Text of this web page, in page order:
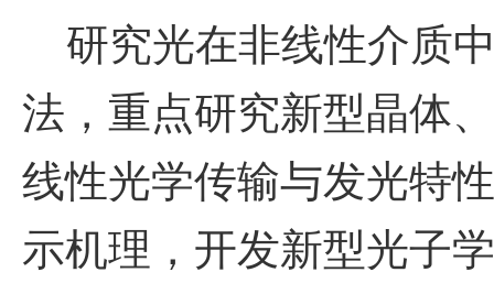
研究光在非线性介质
法，重点研究新型晶体
线性光学传输与发光特
示机理，开发新型光子